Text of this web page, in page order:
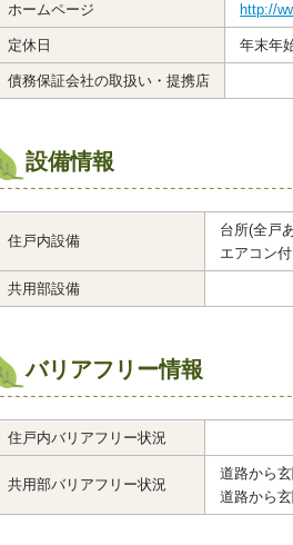
ホームページ http://
定休日 年末年
債務保証会社の取扱い・提携店
設備情報
住戸内設備
台所(全戸
エアコン
共用部設備
バリアフリー情報
住戸内バリアフリー状況
共用部バリアフリー状況
道路から
道路から